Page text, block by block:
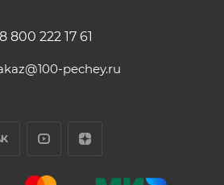
8 800 222 17 61
pechey.ru